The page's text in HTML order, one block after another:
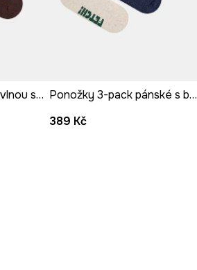
Ponožky pánské s bavlnou se zvířecím vzorem
Ponožky 3-pack pánské s bambusovým vláknem melanžové
389 Kč